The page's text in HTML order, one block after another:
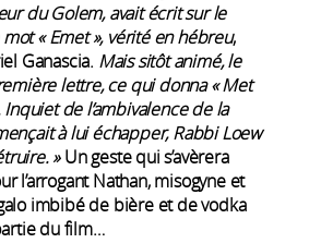
du Golem, avait écrit sur le
« Emet », vérité en hébreu,
Ganascia. Maissitôt animé, le
lettre, ce qui donna «Met
de l’ambivalence de la
à lui échapper, Rabbi Loew
»Un geste qui s’avèrera
l’arrogant Nathan, misogyne et
imbibé de bière et de vodka
du film…